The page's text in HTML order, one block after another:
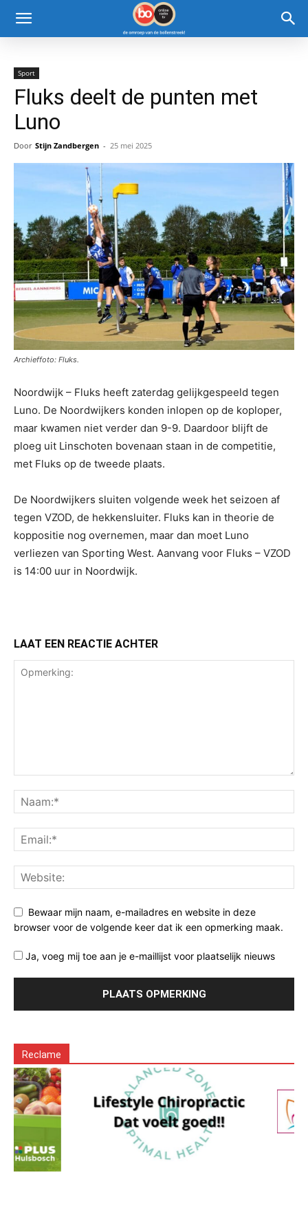
Sport
Fluks deelt de punten met
Luno
Door Stijn Zandbergen - 25 mei 2025
Archieffoto: Fluks.
Noordwijk – Fluks heeft zaterdag gelijkgespeeld tegen
Luno. De Noordwijkers konden inlopen op de koploper,
maar kwamen niet verder dan 9-9. Daardoor blijft de
ploeg uit Linschoten bovenaan staan in de competitie,
met Fluks op de tweede plaats.
De Noordwijkers sluiten volgende week het seizoen af
tegen VZOD, de hekkensluiter. Fluks kan in theorie de
koppositie nog overnemen, maar dan moet Luno
verliezen van Sporting West. Aanvang voor Fluks – VZOD
is 14:00 uur in Noordwijk.
LAAT EEN REACTIE ACHTER
Bewaar mijn naam, e-mailadres en website in deze
browser voor de volgende keer dat ik een opmerking maak.
Ja, voeg mij toe aan je e-maillijst voor plaatselijk nieuws
Reclame